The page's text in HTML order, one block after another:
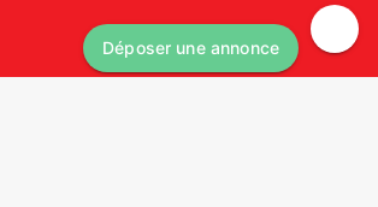
Déposer une annonce